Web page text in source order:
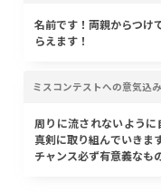
名前です！両親からつけ
らえます！
ミスコンテストへの意気込
周りに流されないよう
真剣に取り組んでいきま
チャンス必ず有意義なも